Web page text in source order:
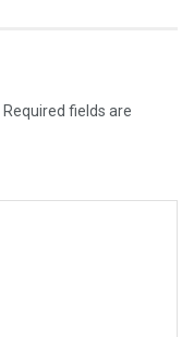
Required fields are